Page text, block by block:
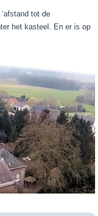
tot de
het kasteel. En er is op